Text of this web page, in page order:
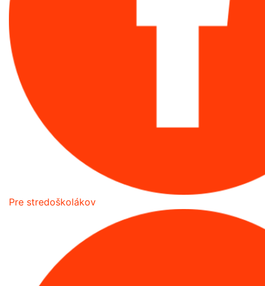
Pre stredoškolákov